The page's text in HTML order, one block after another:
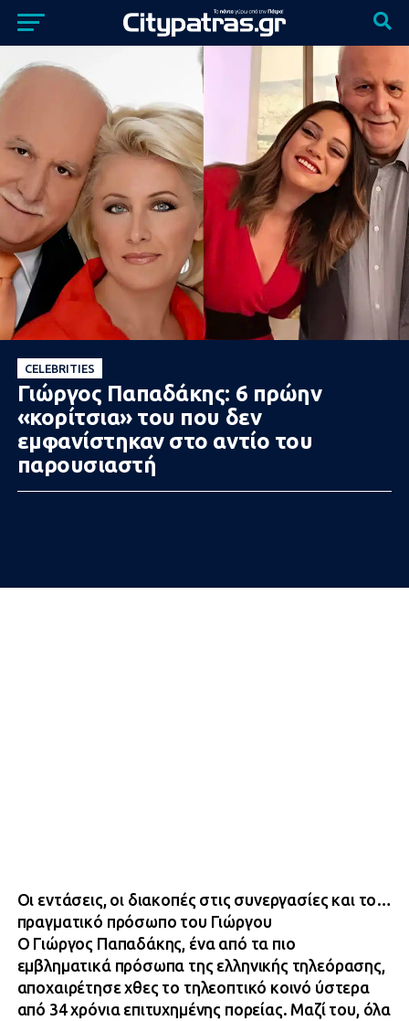
CELEBRITIES
Γιώργος Παπαδάκης: 6 πρώην
«κορίτσια» του που δεν
εμφανίστηκαν στο αντίο του
παρουσιαστή
Οι εντάσεις, οι διακοπές στις συνεργασίες και το…
πραγματικό πρόσωπο του Γιώργου
Ο Γιώργος Παπαδάκης, ένα από τα πιο
εμβληματικά πρόσωπα της ελληνικής τηλεόρασης,
αποχαιρέτησε χθες το τηλεοπτικό κοινό ύστερα
από 34 χρόνια επιτυχημένης πορείας. Μαζί του, όλα